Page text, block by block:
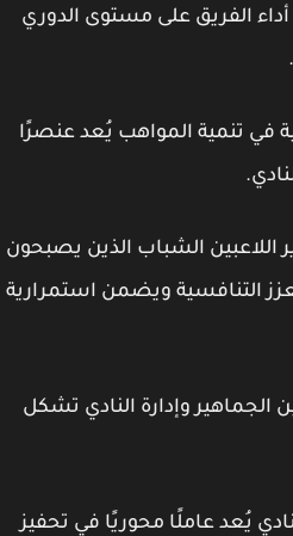
الفريق على مستوى الدوري
في تنمية المواهبيُعد عنصرًا
الشباب الذين يصبحون
التنافسية ويضمن استمرارية
وإدارة النادي تشكل
يُعد عاملًا محوريًا في تحفيز